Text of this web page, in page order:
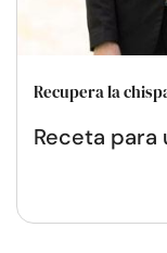
Recupera la
Receta